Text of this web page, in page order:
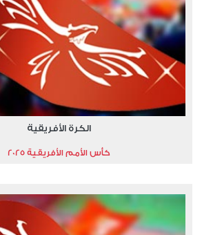
الكرة الأفريقية
كأس الأمم الأفريقية 2025